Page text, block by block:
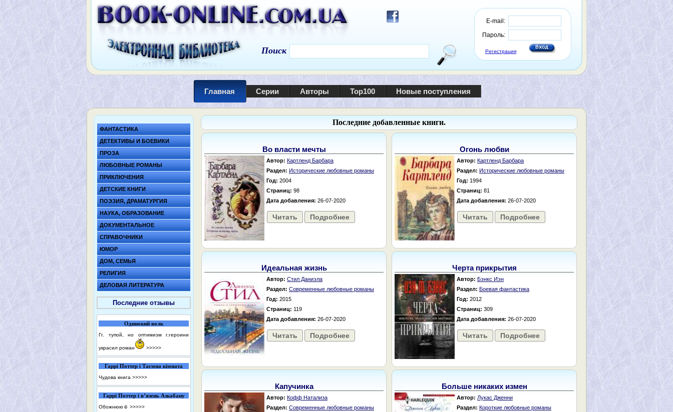
E-mail:
Пароль:
Регистрация
Поиск
Главная Серии Авторы Top100 Новые поступления
ФАНТАСТИКА
ДЕТЕКТИВЫ И БОЕВИКИ
ПРОЗА
ЛЮБОВНЫЕ РОМАНЫ
ПРИКЛЮЧЕНИЯ
ДЕТСКИЕ КНИГИ
ПОЭЗИЯ, ДРАМАТУРГИЯ
НАУКА, ОБРАЗОВАНИЕ
ДОКУМЕНТАЛЬНОЕ
СПРАВОЧНИКИ
ЮМОР
ДОМ, СЕМЬЯ
РЕЛИГИЯ
ДЕЛОВАЯ ЛИТЕРАТУРА
Последние отзывы
Одинокий волк
Гг. тупой, но оптимизм г.героини
украсил роман >>>>>
Гаррі Поттер і Таємна кімната
Чудова книга >>>>>
Гаррі Поттер і в’язень Азкабану
Обожнюю☺️ >>>>>
Последние добавленные книги.
Во власти мечты
Автор: Картленд Барбара
Раздел: Исторические любовные романы
Год: 2004
Страниц: 98
Дата добавления: 26-07-2020
Читать Подробнее
Огонь любви
Автор: Картленд Барбара
Раздел: Исторические любовные романы
Год: 1994
Страниц: 81
Дата добавления: 26-07-2020
Читать Подробнее
Идеальная жизнь
Автор: Стил Даниэла
Раздел: Современные любовные романы
Год: 2015
Страниц: 119
Дата добавления: 26-07-2020
Читать Подробнее
Черта прикрытия
Автор: Бэнкс Иэн
Раздел: Боевая фантастика
Год: 2012
Страниц: 309
Дата добавления: 26-07-2020
Читать Подробнее
Капучинка
Автор: Кофф Натализа
Раздел: Современные любовные романы
Больше никаких измен
Автор: Лукас Дженни
Раздел: Короткие любовные романы